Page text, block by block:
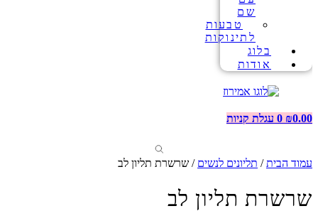
שם
טבעות
לתינוקות
בלוג
אודות
₪0.00
0 עגלת קניות
עמוד הבית/ תליונים לנשים / שרשרת תליון לב
שרשרת תליון לב